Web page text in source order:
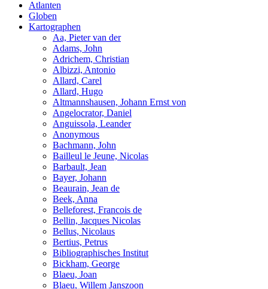
Atlanten
Globen
Kartographen
Aa, Pieter van der
Adams, John
Adrichem, Christian
Albizzi, Antonio
Allard, Carel
Allard, Hugo
Altmannshausen, Johann Ernst von
Angelocrator, Daniel
Anguissola, Leander
Anonymous
Bachmann, John
Bailleul le Jeune, Nicolas
Barbault, Jean
Bayer, Johann
Beaurain, Jean de
Beek, Anna
Belleforest, Francois de
Bellin, Jacques Nicolas
Bellus, Nicolaus
Bertius, Petrus
Bibliographisches Institut
Bickham, George
Blaeu, Joan
Blaeu, Willem Janszoon